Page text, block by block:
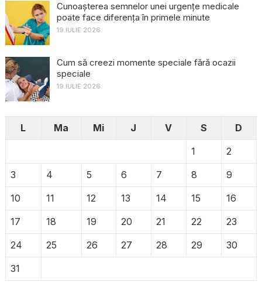
Cunoașterea semnelor unei urgențe medicale
poate face diferența în primele minute
19 IULIE 2026
Cum să creezi momente speciale fără ocazii
speciale
19 IULIE 2026
L Ma Mi J V S
D
1
2
3
4 5 6 7 8
9
10
11 12 13 14 15
16
17
18 19 20 21 22
23
24
25 26 27 28 29
30
31